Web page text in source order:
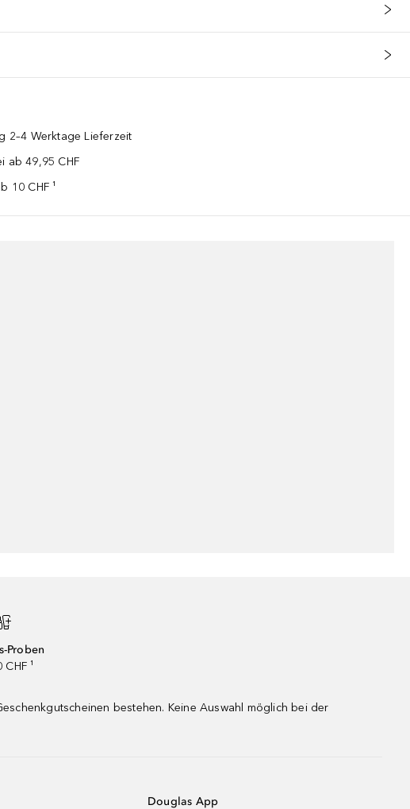
2–4 Werktage Lieferzeit
ab 49,95 CHF
10 CHF ¹
Proben
¹
bestehen. Keine Auswahl möglich bei der
Douglas App